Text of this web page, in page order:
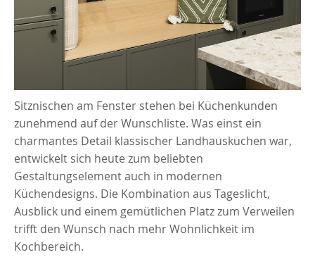
Sitznischen am Fenster stehen bei Küchenkunden
zunehmend auf der Wunschliste. Was einst ein
charmantes Detail klassischer Landhausküchen war,
entwickelt sich heute zum beliebten
Gestaltungselement auch in modernen
Küchendesigns. Die Kombination aus Tageslicht,
Ausblick und einem gemütlichen Platz zum Verweilen
trifft den Wunsch nach mehr Wohnlichkeit im
Kochbereich.